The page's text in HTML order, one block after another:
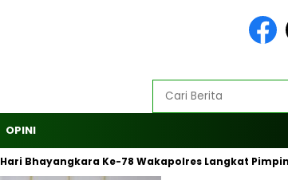
OPINI
Hari Bhayangkara Ke-78 Wakapolres Langkat